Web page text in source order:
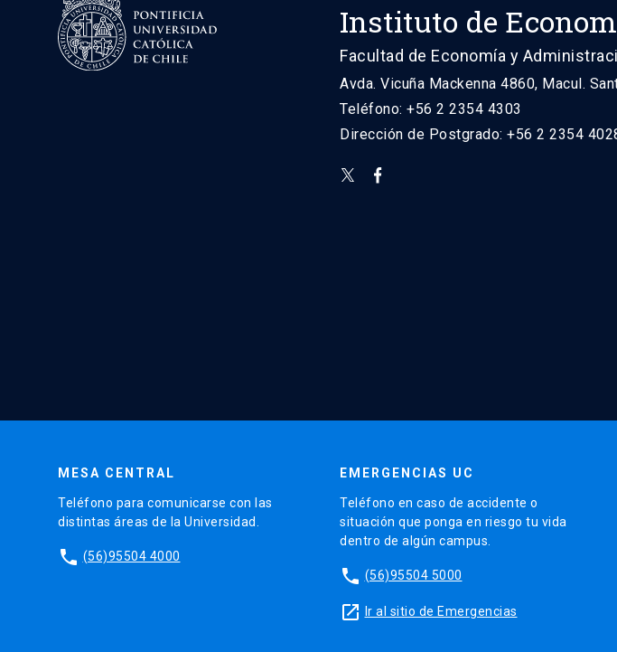
Instituto de
Facultad de Economía y
Avda. Vicuña Mackenna 4860, Macul.
Teléfono: +56 2 2354 4303
Dirección de Postgrado: +56 2 2354
MESA CENTRAL
Teléfono para comunicarse con las
distintas áreas de la Universidad.
phone (56)95504 4000
EMERGENCIAS UC
Teléfono en caso de accidente o
situación que ponga en riesgo tu vida
dentro de algún campus.
phone (56)95504 5000
launch Ir al sitio de Emergencias